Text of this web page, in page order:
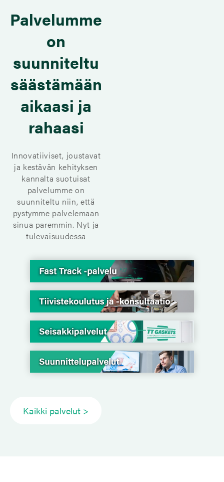
Palvelumme
on
suunniteltu
säästämään
aikaasi ja
rahaasi
Innovatiiviset, joustavat
ja kestävän kehityksen
kannalta suotuisat
palvelumme on
suunniteltu niin, että
pystymme palvelemaan
sinua paremmin. Nyt ja
tulevaisuudessa
Kaikki palvelut >